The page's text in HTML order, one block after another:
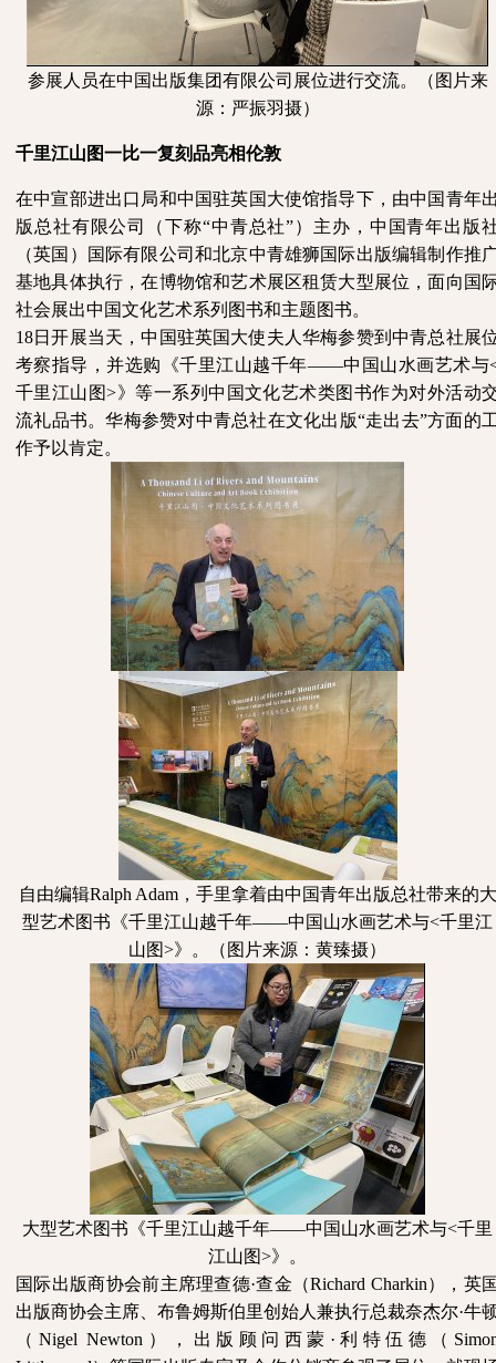
参展人员在中国出版集团有限公司展位进行交流。（图片来
源：严振羽摄）
千里江山图一比一复刻品亮相伦敦
在中宣部进出口局和中国驻英国大使馆指导下，由中国青年
版总社有限公司（下称“中青总社”）主办，中国青年出版
（英国）国际有限公司和北京中青雄狮国际出版编辑制作推
基地具体执行，在博物馆和艺术展区租赁大型展位，面向国
社会展出中国文化艺术系列图书和主题图书。
18日开展当天，中国驻英国大使夫人华梅参赞到中青总社展
考察指导，并选购《千里江山越千年——中国山水画艺术与
千里江山图>》等一系列中国文化艺术类图书作为对外活动
流礼品书。华梅参赞对中青总社在文化出版“走出去”方面的
作予以肯定。
自由编辑Ralph Adam，手里拿着由中国青年出版总社带来的大
型艺术图书《千里江山越千年——中国山水画艺术与<千里江
山图>》。（图片来源：黄臻摄）
大型艺术图书《千里江山越千年——中国山水画艺术与<千里
江山图>》。
国际出版商协会前主席理查德·查金（Richard Charkin），英
出版商协会主席、布鲁姆斯伯里创始人兼执行总裁奈杰尔·牛
（Nigel Newton），出版顾问西蒙·利特伍德（